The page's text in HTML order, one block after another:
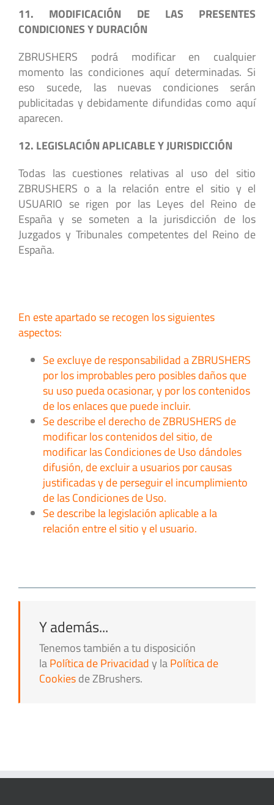
11. MODIFICACIÓN DE LAS PRESENTES
CONDICIONES Y DURACIÓN
ZBRUSHERS podrá modificar en cualquier
momento las condiciones aquí determinadas. Si
eso sucede, las nuevas condiciones serán
publicitadas y debidamente difundidas como aquí
aparecen.
12. LEGISLACIÓN APLICABLE Y JURISDICCIÓN
Todas las cuestiones relativas al uso del sitio
ZBRUSHERS o a la relación entre el sitio y el
USUARIO se rigen por las Leyes del Reino de
España y se someten a la jurisdicción de los
Juzgados y Tribunales competentes del Reino de
España.
En este apartado se recogen los siguientes
aspectos:
Se excluye de responsabilidad a ZBRUSHERS
por los improbables pero posibles daños que
su uso pueda ocasionar, y por los contenidos
de los enlaces que puede incluir.
Se describe el derecho de ZBRUSHERS de
modificar los contenidos del sitio, de
modificar las Condiciones de Uso dándoles
difusión, de excluir a usuarios por causas
justificadas y de perseguir el incumplimiento
de las Condiciones de Uso.
Se describe la legislación aplicable a la
relación entre el sitio y el usuario.
Y además...
Tenemos también a tu disposición
laPolítica de Privacidady laPolítica de
Cookiesde ZBrushers.